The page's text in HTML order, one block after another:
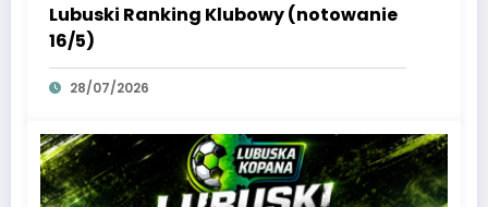
Lubuski Ranking Klubowy (notowanie
16/5)
28/07/2026